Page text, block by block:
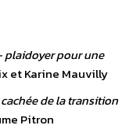
plaidoyer pour une
et Karine Mauvilly
de la transition
Pitron